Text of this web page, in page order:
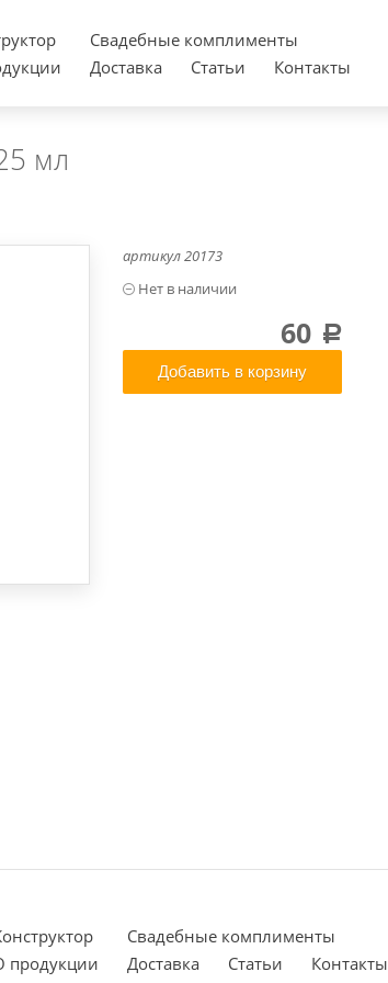
Cвадебные комплименты
Доставка Статьи Контакты
мл
артикул20173
60 a
Добавить в корзину
Cвадебные комплименты
продукции Доставка Статьи Контакты